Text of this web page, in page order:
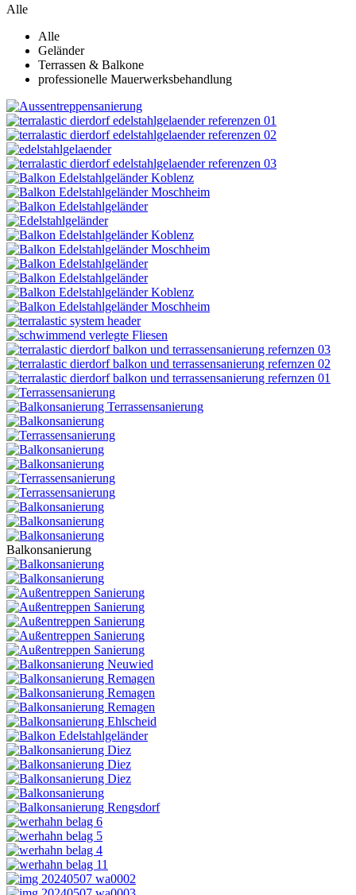
Alle
Alle
Geländer
Terrassen & Balkone
professionelle Mauerwerksbehandlung
Balkonsanierung